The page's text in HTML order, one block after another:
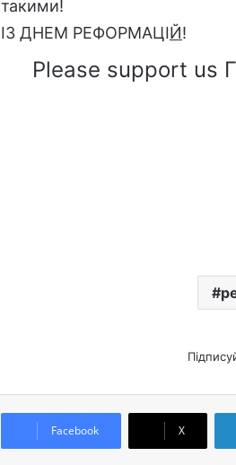
такими!
ІЗ ДНЕМ РЕФОРМАЦІЙ!
Please support us
Facebook X